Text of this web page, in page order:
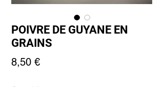
POIVRE DE GUYANE EN
GRAINS
8,50 €Prix